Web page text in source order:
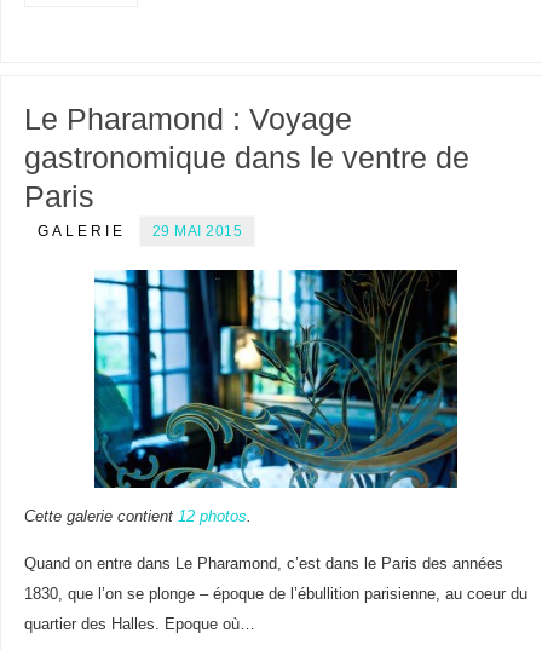
Le Pharamond : Voyage
gastronomique dans le ventre de
Paris
GALERIE 29 MAI 2015
Cette galerie contient 12 photos
Quand on entre dans Le Pharamond, c’est dans le Paris des années
1830, que l’on se plonge – époque de l’ébullition parisienne, au coeur du
quartier des Halles. Epoque où…